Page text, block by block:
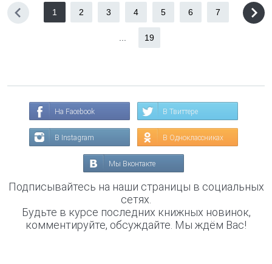
1 2 3 4 5 6 7
19
На Facebook В Твиттере
В Instagram В Одноклассниках
Мы Вконтакте
Подписывайтесь на наши страницы в социальных
сетях.
Будьте в курсе последних книжных новинок,
комментируйте, обсуждайте. Мы ждём Вас!